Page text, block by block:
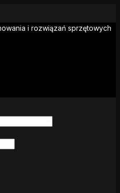
i rozwiązań sprzętowych